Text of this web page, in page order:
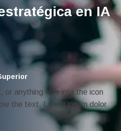
en IA
or anything else into the icon
the text. Lorem ipsum dolor